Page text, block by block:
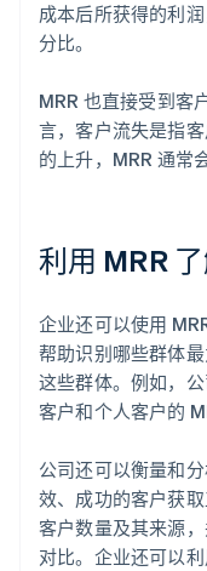
成本后所获得的利
分比。
MRR 也直接受到客
言，客户流失是指
的上升，MRR 通常
利用 MRR
企业还可以使用
帮助识别哪些群体
这些群体。例如，
客户和个人客户的
公司还可以衡量和
效、成功的客户获
客户数量及其来源
对比。企业还可以